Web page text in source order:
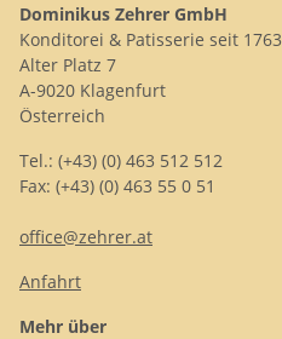
Dominikus Zehrer GmbH
Konditorei & Patisserie seit 1763
Alter Platz 7
A-9020 Klagenfurt
Österreich
Tel.: (+43) (0) 463 512 512
Fax: (+43) (0) 463 55 0 51
office@zehrer.at
Anfahrt
Mehr über